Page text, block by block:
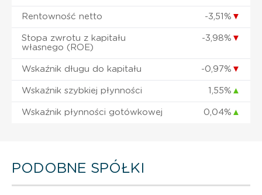
Rentowność netto -3,51% ▼
Stopa zwrotu z kapitału
własnego (ROE)
-3,98% ▼
Wskaźnik długu do kapitału -0,97% ▼
Wskaźnik szybkiej płynności 1,55% ▲
Wskaźnik płynności gotówkowej 0,04% ▲
PODOBNE SPÓŁKI